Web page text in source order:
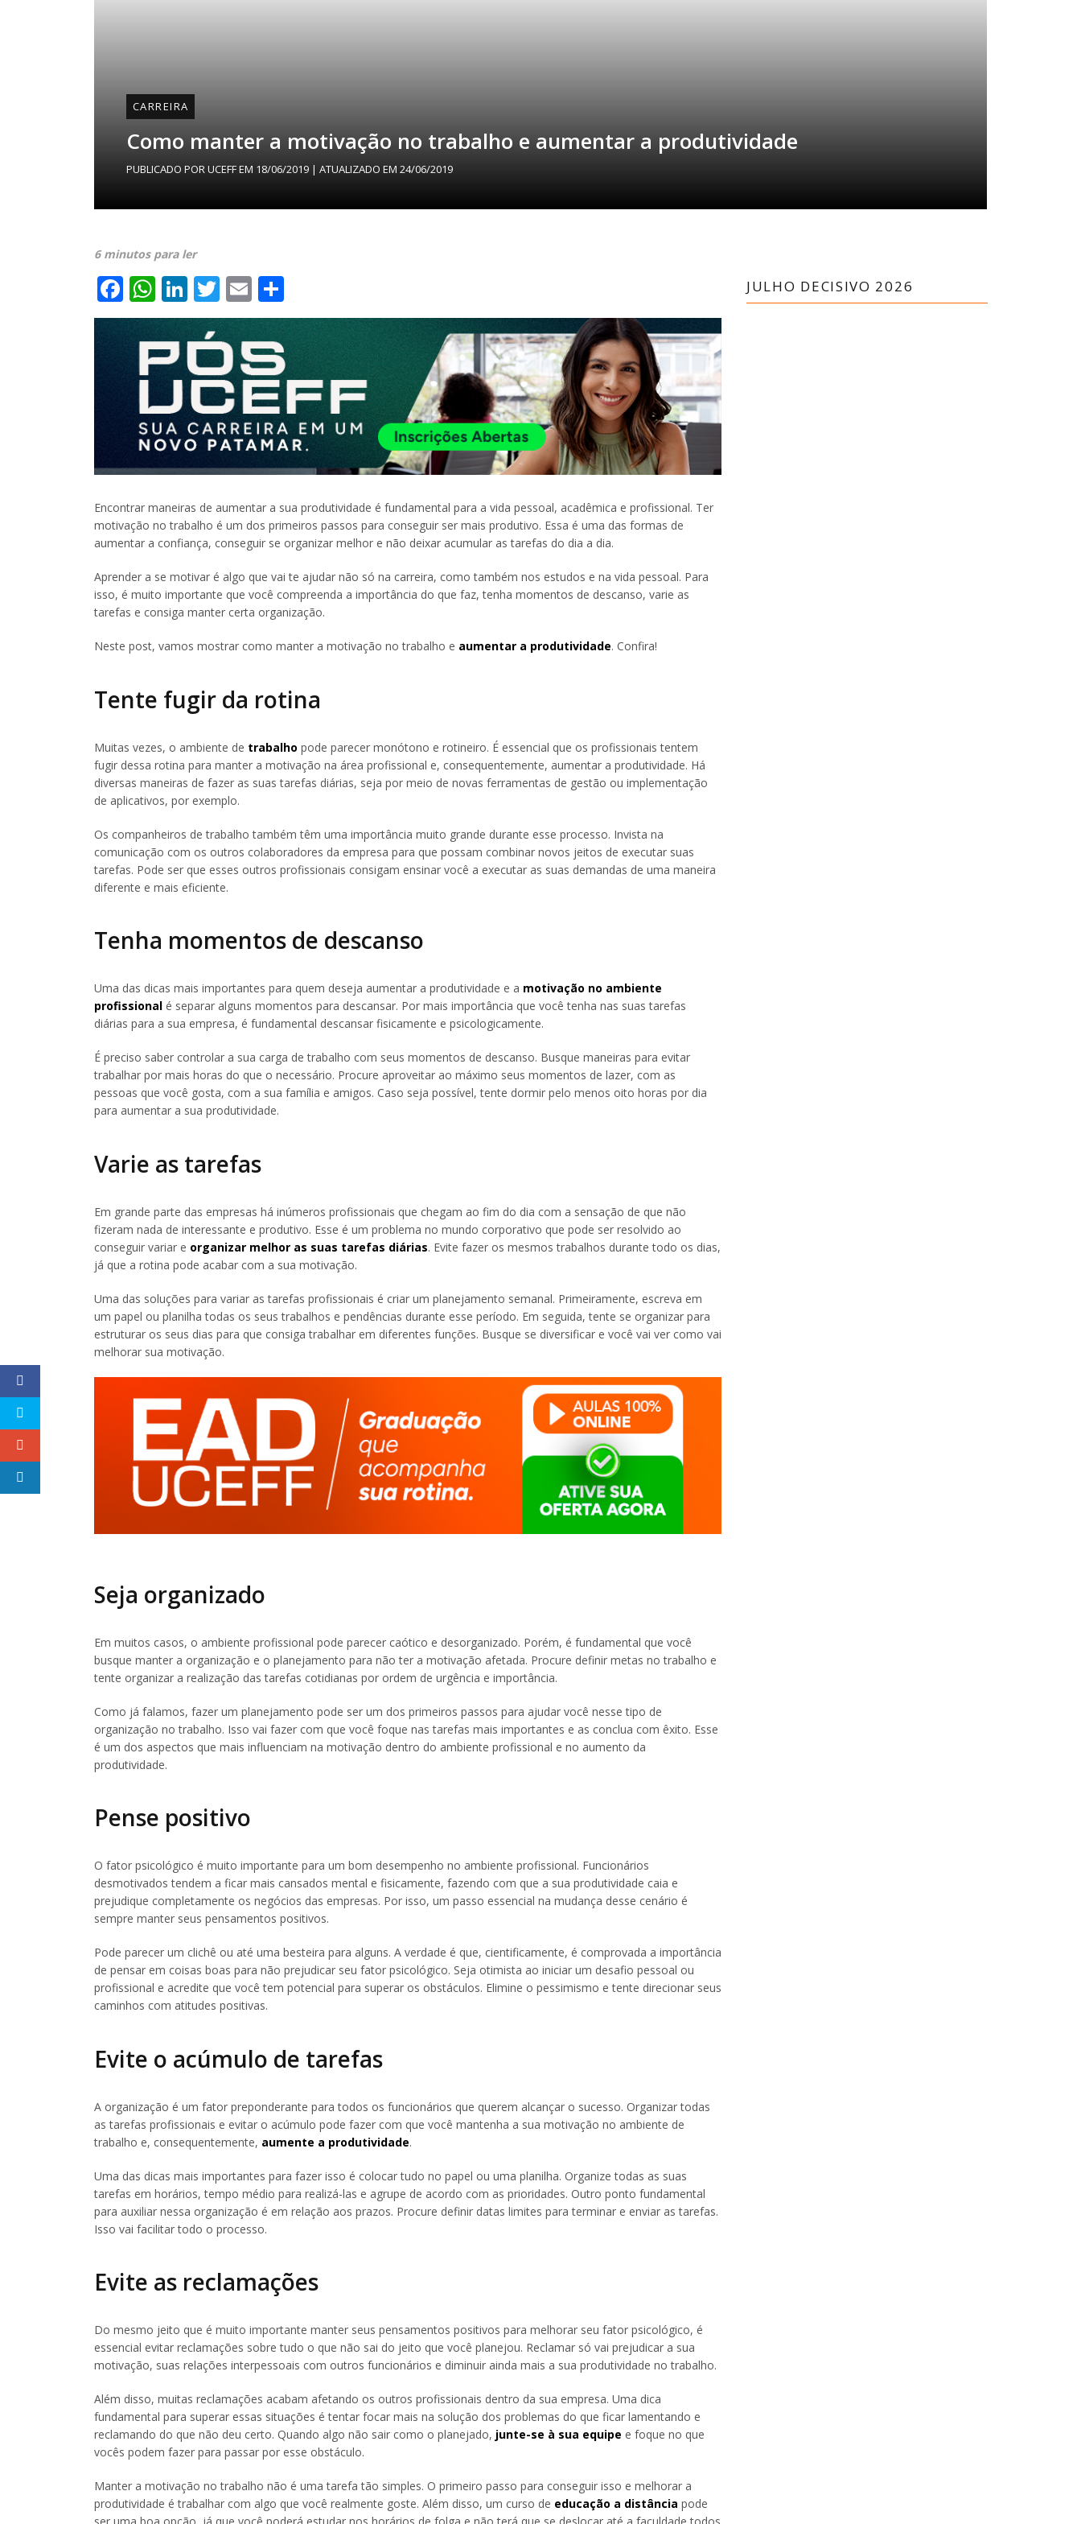
CARREIRA
Como manter a motivação no trabalho e aumentar a produtividade
PUBLICADO PORUCEFFEM 18/06/2019 | ATUALIZADO EM 24/06/2019
6 minutos para ler
Facebook
WhatsApp
LinkedIn
Twitter
Email
Encontrar maneiras de aumentar a sua produtividade é fundamental para a vida pessoal, acadêmica e profissional. Ter
motivação no trabalho é um dos primeiros passos para conseguir ser mais produtivo. Essa é uma das formas de
aumentar a confiança, conseguir se organizar melhor e não deixar acumular as tarefas do dia a dia.
Aprender a se motivar é algo que vai te ajudar não só na carreira, como também nos estudos e na vida pessoal. Para
isso, é muito importante que você compreenda a importância do que faz, tenha momentos de descanso, varie as
tarefas e consiga manter certa organização.
Neste post, vamos mostrar como manter a motivação no trabalho e aumentar a produtividade. Confira!
Tente fugir da rotina
Muitas vezes, o ambiente de trabalho pode parecer monótono e rotineiro. É essencial que os profissionais tentem
fugir dessa rotina para manter a motivação na área profissional e, consequentemente, aumentar a produtividade. Há
diversas maneiras de fazer as suas tarefas diárias, seja por meio de novas ferramentas de gestão ou implementação
de aplicativos, por exemplo.
Os companheiros de trabalho também têm uma importância muito grande durante esse processo. Invista na
comunicação com os outros colaboradores da empresa para que possam combinar novos jeitos de executar suas
tarefas. Pode ser que esses outros profissionais consigam ensinar você a executar as suas demandas de uma maneira
diferente e mais eficiente.
Tenha momentos de descanso
Uma das dicas mais importantes para quem deseja aumentar a produtividade e a motivação no ambiente
profissional é separar alguns momentos para descansar. Por mais importância que você tenha nas suas tarefas
diárias para a sua empresa, é fundamental descansar fisicamente e psicologicamente.
É preciso saber controlar a sua carga de trabalho com seus momentos de descanso. Busque maneiras para evitar
trabalhar por mais horas do que o necessário. Procure aproveitar ao máximo seus momentos de lazer, com as
pessoas que você gosta, com a sua família e amigos. Caso seja possível, tente dormir pelo menos oito horas por dia
para aumentar a sua produtividade.
Varie as tarefas
Em grande parte das empresas há inúmeros profissionais que chegam ao fim do dia com a sensação de que não
fizeram nada de interessante e produtivo. Esse é um problema no mundo corporativo que pode ser resolvido ao
conseguir variar e organizar melhor as suas tarefas diárias. Evite fazer os mesmos trabalhos durante todo os dias,
já que a rotina pode acabar com a sua motivação.
Uma das soluções para variar as tarefas profissionais é criar um planejamento semanal. Primeiramente, escreva em
um papel ou planilha todas os seus trabalhos e pendências durante esse período. Em seguida, tente se organizar para
estruturar os seus dias para que consiga trabalhar em diferentes funções. Busque se diversificar e você vai ver como vai
melhorar sua motivação.
Seja organizado
Em muitos casos, o ambiente profissional pode parecer caótico e desorganizado. Porém, é fundamental que você
busque manter a organização e o planejamento para não ter a motivação afetada. Procure definir metas no trabalho e
tente organizar a realização das tarefas cotidianas por ordem de urgência e importância.
Como já falamos, fazer um planejamento pode ser um dos primeiros passos para ajudar você nesse tipo de
organização no trabalho. Isso vai fazer com que você foque nas tarefas mais importantes e as conclua com êxito. Esse
é um dos aspectos que mais influenciam na motivação dentro do ambiente profissional e no aumento da
produtividade.
Pense positivo
O fator psicológico é muito importante para um bom desempenho no ambiente profissional. Funcionários
desmotivados tendem a ficar mais cansados mental e fisicamente, fazendo com que a sua produtividade caia e
prejudique completamente os negócios das empresas. Por isso, um passo essencial na mudança desse cenário é
sempre manter seus pensamentos positivos.
Pode parecer um clichê ou até uma besteira para alguns. A verdade é que, cientificamente, é comprovada a importância
de pensar em coisas boas para não prejudicar seu fator psicológico. Seja otimista ao iniciar um desafio pessoal ou
profissional e acredite que você tem potencial para superar os obstáculos. Elimine o pessimismo e tente direcionar seus
caminhos com atitudes positivas.
Evite o acúmulo de tarefas
A organização é um fator preponderante para todos os funcionários que querem alcançar o sucesso. Organizar todas
as tarefas profissionais e evitar o acúmulo pode fazer com que você mantenha a sua motivação no ambiente de
trabalho e, consequentemente, aumente a produtividade.
Uma das dicas mais importantes para fazer isso é colocar tudo no papel ou uma planilha. Organize todas as suas
tarefas em horários, tempo médio para realizá-las e agrupe de acordo com as prioridades. Outro ponto fundamental
para auxiliar nessa organização é em relação aos prazos. Procure definir datas limites para terminar e enviar as tarefas.
Isso vai facilitar todo o processo.
Evite as reclamações
Do mesmo jeito que é muito importante manter seus pensamentos positivos para melhorar seu fator psicológico, é
essencial evitar reclamações sobre tudo o que não sai do jeito que você planejou. Reclamar só vai prejudicar a sua
motivação, suas relações interpessoais com outros funcionários e diminuir ainda mais a sua produtividade no trabalho.
Além disso, muitas reclamações acabam afetando os outros profissionais dentro da sua empresa. Uma dica
fundamental para superar essas situações é tentar focar mais na solução dos problemas do que ficar lamentando e
reclamando do que não deu certo. Quando algo não sair como o planejado, junte-se à sua equipe e foque no que
vocês podem fazer para passar por esse obstáculo.
Manter a motivação no trabalho não é uma tarefa tão simples. O primeiro passo para conseguir isso e melhorar a
produtividade é trabalhar com algo que você realmente goste. Além disso, um curso de educação a distância pode
JULHO DECISIVO 2026